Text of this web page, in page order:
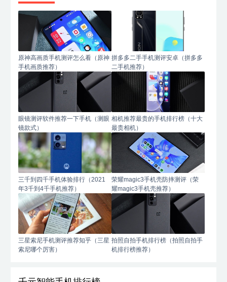
原神高画质手机测评怎么看（原神
手机画质推荐）
拼多多二手手机测评安卓（拼多多
二手机推荐）
眼镜测评软件推荐一下手机（测眼
镜款式）
相机推荐最贵的手机排行榜（十大
最贵相机）
三千到四千手机体验排行（2021
年3千到4千手机推荐）
荣耀magic3手机壳防摔测评（荣
耀magic3手机壳推荐）
三星索尼手机测评推荐知乎（三星
索尼哪个厉害）
拍照自拍手机排行榜（拍照自拍手
机排行榜推荐）